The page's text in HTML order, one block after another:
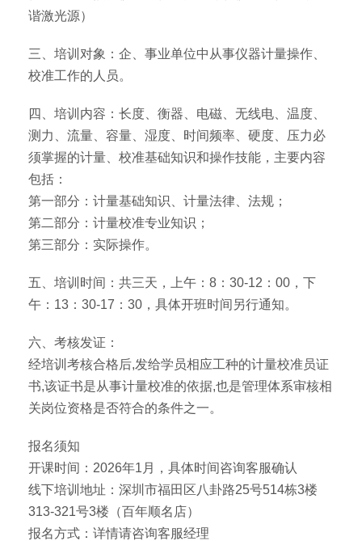
谐激光源）
三、培训对象：企、事业单位中从事仪器计量操作、
校准工作的人员。
四、培训内容：长度、衡器、电磁、无线电、温度、
测力、流量、容量、湿度、时间频率、硬度、压力必
须掌握的计量、校准基础知识和操作技能，主要内容
包括：
第一部分：计量基础知识、计量法律、法规；
第二部分：计量校准专业知识；
第三部分：实际操作。
五、培训时间：共三天，上午：8：30-12：00，下
午：13：30-17：30，具体开班时间另行通知。
六、考核发证：
经培训考核合格后,发给学员相应工种的计量校准员证
书,该证书是从事计量校准的依据,也是管理体系审核相
关岗位资格是否符合的条件之一。
报名须知
开课时间：2026年1月，具体时间咨询客服确认
线下培训地址：深圳市福田区八卦路25号514栋3楼
313-321号3楼（百年顺名店）
报名方式：详情请咨询客服经理